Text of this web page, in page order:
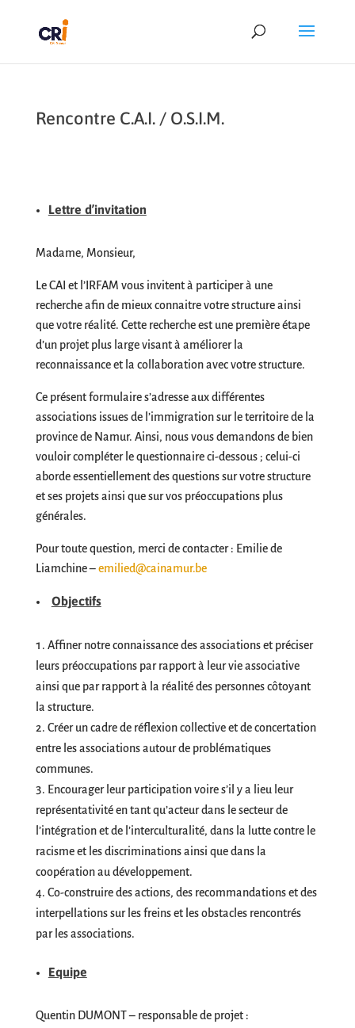
Rencontre C.A.I. / O.S.I.M.
Lettre d’invitation
Madame, Monsieur,
Le CAI et l’IRFAM vous invitent à participer à une
recherche afin de mieux connaitre votre structure ainsi
que votre réalité. Cette recherche est une première étape
d’un projet plus large visant à améliorer la
reconnaissance et la collaboration avec votre structure.
Ce présent formulaire s’adresse aux différentes
associations issues de l’immigration sur le territoire de la
province de Namur. Ainsi, nous vous demandons de bien
vouloir compléter le questionnaire ci-dessous ; celui-ci
aborde essentiellement des questions sur votre structure
et ses projets ainsi que sur vos préoccupations plus
générales.
Pour toute question, merci de contacter : Emilie de
Liamchine –emilied@cainamur.be
Objectifs
Affiner notre connaissance des associations et préciser
leurs préoccupations par rapport à leur vie associative
ainsi que par rapport à la réalité des personnes côtoyant
la structure.
Créer un cadre de réflexion collective et de concertation
entre les associations autour de problématiques
communes.
Encourager leur participation voire s’il y a lieu leur
représentativité en tant qu’acteur dans le secteur de
l’intégration et de l’interculturalité, dans la lutte contre le
racisme et les discriminations ainsi que dans la
coopération au développement.
Co-construire des actions, des recommandations et des
interpellations sur les freins et les obstacles rencontrés
par les associations.
Equipe
Quentin DUMONT – responsable de projet :